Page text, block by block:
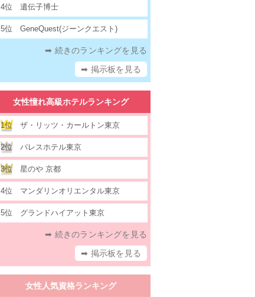
4位 遺伝子博士
5位 GeneQuest(ジーンクエスト)
➡ 続きのランキングを見る
➡ 掲示板を見る
女性憧れ高級ホテルランキング
1位 ザ・リッツ・カールトン東京
2位 パレスホテル東京
3位 星のや 京都
4位 マンダリンオリエンタル東京
5位 グランドハイアット東京
➡ 続きのランキングを見る
➡ 掲示板を見る
女性人気資格ランキング